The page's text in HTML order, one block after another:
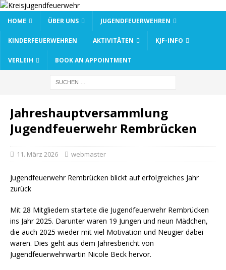
HOME ÜBER UNS JUGENDFEUERWEHREN
KINDERFEUERWEHREN AKTIVITÄTEN KJF-INFO
VERLEIH BOOK AN APPOINTMENT
Jahreshauptversammlung
Jugendfeuerwehr Rembrücken
11. März 2026 webmaster
Jugendfeuerwehr Rembrücken blickt auf erfolgreiches Jahr
zurück
Mit 28 Mitgliedern startete die Jugendfeuerwehr Rembrücken
ins Jahr 2025. Darunter waren 19 Jungen und neun Mädchen,
die auch 2025 wieder mit viel Motivation und Neugier dabei
waren. Dies geht aus dem Jahresbericht von
Jugendfeuerwehrwartin Nicole Beck hervor.